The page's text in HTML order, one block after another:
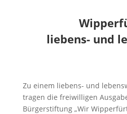
liebens- und
Zu einem liebens- und
tragen die freiwilligen
Bürgerstiftung „Wir